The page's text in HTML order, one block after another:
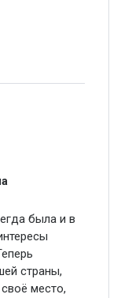
была и в
страны,
место,